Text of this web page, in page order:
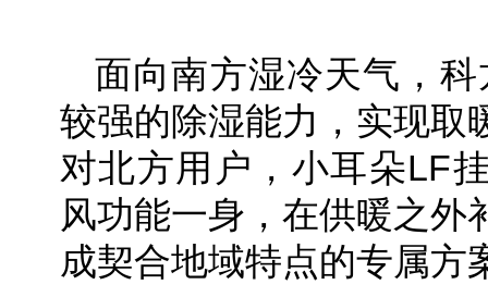
面向南方湿冷天气，
较强的除湿能力，实现取
对北方用户，小耳朵LF
风功能一身，在供暖之外
成契合地域特点的专属方